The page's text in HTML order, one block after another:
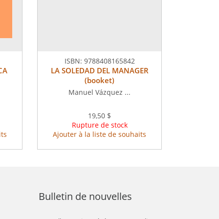
ISBN: 9788408165842
LA SOLEDAD DEL MANAGER
(booket)
Manuel Vázquez ...
19,50 $
Rupture de stock
Ajouter à la liste de souhaits
Bulletin de nouvelles